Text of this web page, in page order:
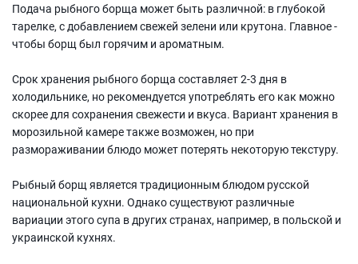
Подача рыбного борща может быть различной: в глубокой
тарелке, с добавлением свежей зелени или крутона. Главное -
чтобы борщ был горячим и ароматным.
Срок хранения рыбного борща составляет 2-3 дня в
холодильнике, но рекомендуется употреблять его как можно
скорее для сохранения свежести и вкуса. Вариант хранения в
морозильной камере также возможен, но при
размораживании блюдо может потерять некоторую текстуру.
Рыбный борщ является традиционным блюдом русской
национальной кухни. Однако существуют различные
вариации этого супа в других странах, например, в польской и
украинской кухнях.